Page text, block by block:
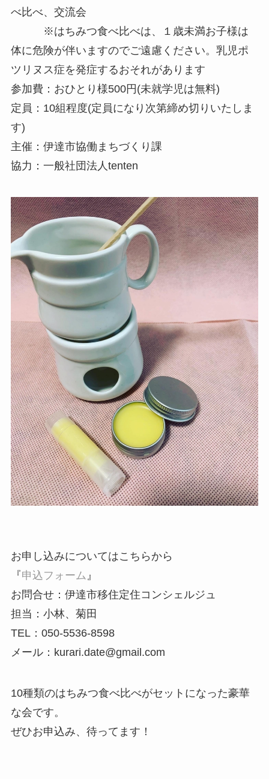
べ比べ、交流会
※はちみつ食べ比べは、１歳未満お子様は
体に危険が伴いますのでご遠慮ください。乳児ポ
ツリヌス症を発症するおそれがあります
参加費：おひとり様500円(未就学児は無料)
定員：10組程度(定員になり次第締め切りいたしま
す)
主催：伊達市協働まちづくり課
協力：一般社団法人tenten
お申し込みについてはこちらから
『申込フォーム』
お問合せ：伊達市移住定住コンシェルジュ
担当：小林、菊田
TEL：050-5536-8598
メール：kurari.date@gmail.com
10種類のはちみつ食べ比べがセットになった豪華
な会です。
ぜひお申込み、待ってます！